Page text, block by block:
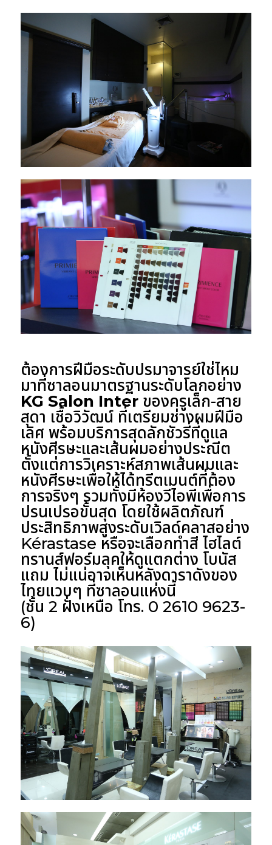
ต้องการฝีมือระดับปรมาจารย์ใช่ไหม
มาที่ซาลอนมาตรฐานระดับโลกอย่าง
KG Salon Interของครูเล็ก-สาย
สุดา เชื้อวิวัฒน์ ที่เตรียมช่างผมฝีมือ
เลิศ พร้อมบริการสุดลักชัวรี่ที่ดูแล
หนังศีรษะและเส้นผมอย่างประณีต
ตั้งแต่การวิเคราะห์สภาพเส้นผมและ
หนังศีรษะเพื่อให้ได้ทรีตเมนต์ที่ต้อง
การจริงๆ รวมทั้งมีห้องวีไอพีเพื่อการ
ปรนเปรอขั้นสุด โดยใช้ผลิตภัณฑ์
ประสิทธิภาพสูงระดับเวิลด์คลาสอย่าง
Kérastase หรือจะเลือกทำสี ไฮไลต์
ทรานส์ฟอร์มลุคให้ดูแตกต่าง โบนัส
แถม ไม่แน่อาจเห็นหลังดาราดังของ
ไทยแวบๆ ที่ซาลอนแห่งนี้
(ชั้น 2 ฝั่งเหนือ โทร. 0 2610 9623-
6)